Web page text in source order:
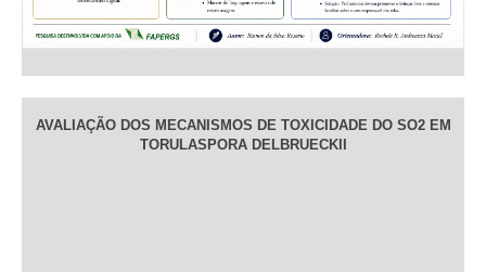
AVALIAÇÃO DOS MECANISMOS DE TOXICIDADE DO SO2 EM
TORULASPORA DELBRUECKII